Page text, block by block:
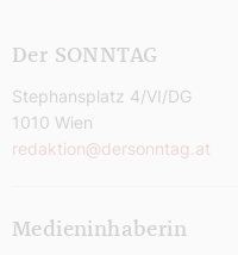
Der SONNTAG
Stephansplatz 4/VI/DG
1010 Wien
redaktion@dersonntag.at
Medieninhaberin